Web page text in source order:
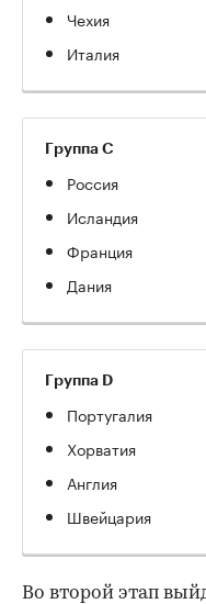
Чехия
Италия
Группа C
Россия
Исландия
Франция
Дания
Группа D
Португалия
Хорватия
Англия
Швейцария
Во второй этап